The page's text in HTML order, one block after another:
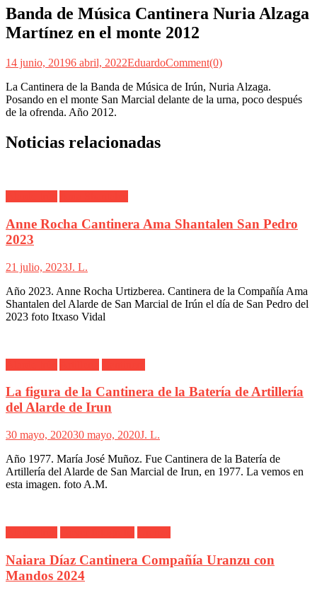
Banda de Música Cantinera Nuria Alzaga
Martínez en el monte 2012
14 junio, 20196 abril, 2022EduardoComment(0)
La Cantinera de la Banda de Música de Irún, Nuria Alzaga.
Posando en el monte San Marcial delante de la urna, poco después
de la ofrenda. Año 2012.
Noticias relacionadas
Anne Rocha Cantinera Ama Shantalen San Pedro
2023
21 julio, 2023J. L.
Año 2023. Anne Rocha Urtizberea. Cantinera de la Compañía Ama
Shantalen del Alarde de San Marcial de Irún el día de San Pedro del
2023 foto Itxaso Vidal
La figura de la Cantinera de la Batería de Artillería
del Alarde de Irun
30 mayo, 202030 mayo, 2020J. L.
Año 1977. María José Muñoz. Fue Cantinera de la Batería de
Artillería del Alarde de San Marcial de Irun, en 1977. La vemos en
esta imagen. foto A.M.
Naiara Díaz Cantinera Compañía Uranzu con
Mandos 2024